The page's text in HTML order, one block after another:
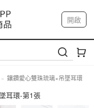
捷運站
里海巡基地
青埔置地廣場
開啟
我的帳戶
鑲鑽愛心雙珠琉璃×吊墜耳環